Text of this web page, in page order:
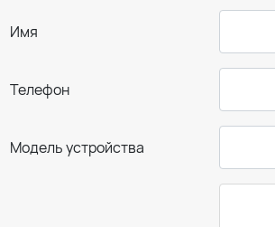
Имя
Телефон
Модель устройства